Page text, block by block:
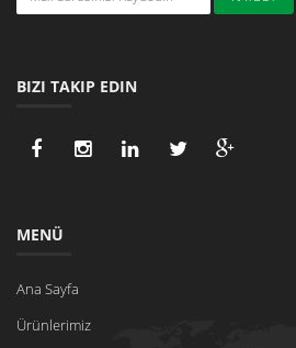
BIZI TAKIP EDIN
MENÜ
Ana Sayfa
Ürünlerimiz